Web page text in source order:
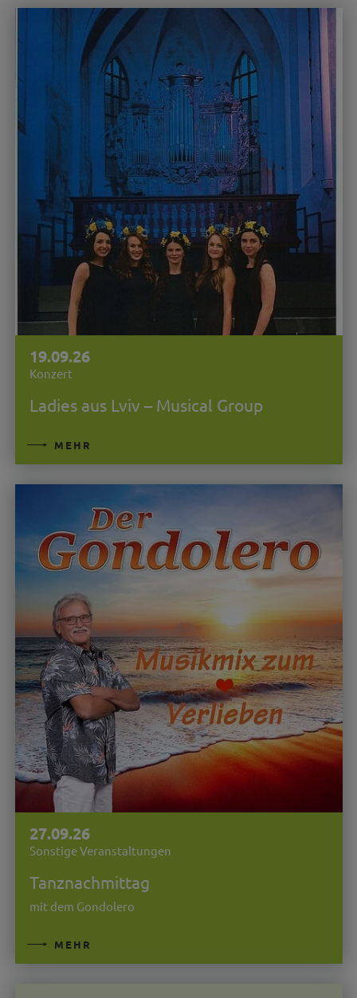
19.09.26
Konzert
Ladies aus Lviv – Musical Group
MEHR
27.09.26
Sonstige Veranstaltungen
Tanznachmittag
mit dem Gondolero
MEHR